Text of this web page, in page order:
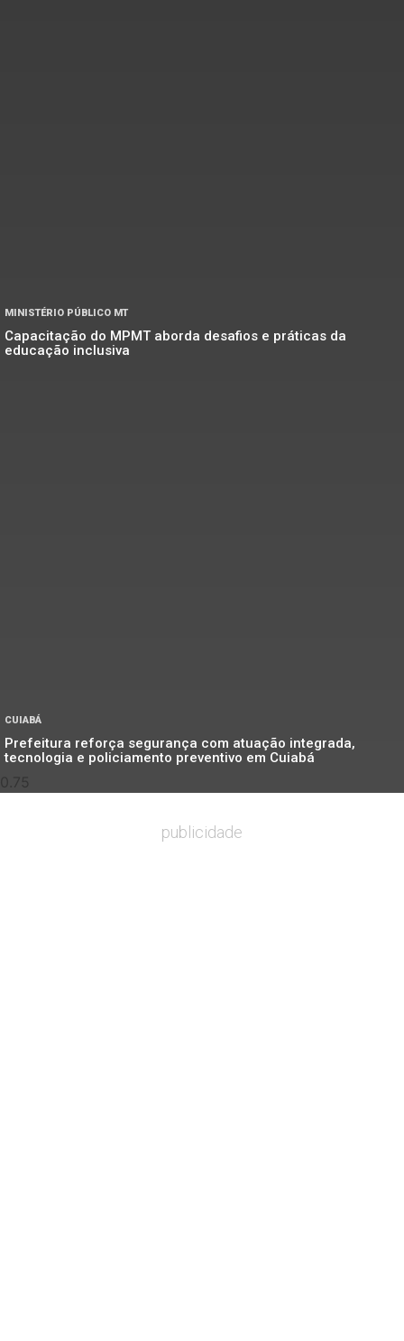
MINISTÉRIO PÚBLICO MT
Capacitação do MPMT aborda desafios e práticas da
educação inclusiva
CUIABÁ
Prefeitura reforça segurança com atuação integrada,
tecnologia e policiamento preventivo em Cuiabá
publicidade